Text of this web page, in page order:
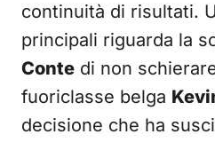
continuità di risultati.
principali riguarda la
Conte di non
fuoriclasse belga
decisione che ha